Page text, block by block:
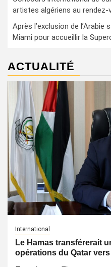
artistes algériens au rendez-
Après l’exclusion de l’Arabie
Miami pour accueillir la
ACTUALITÉ
International
Le Hamas transférerait
opérations du Qatar